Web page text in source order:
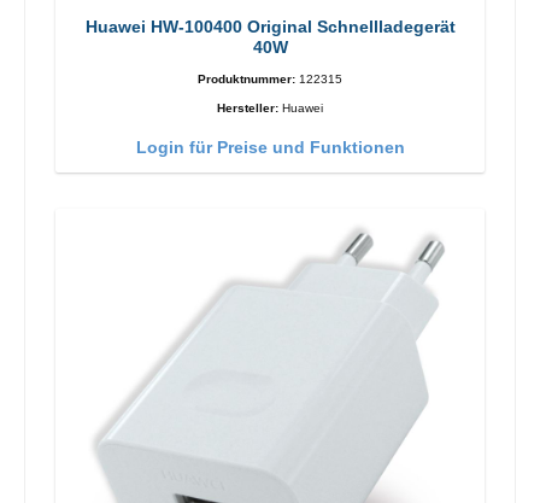
Huawei HW-100400 Original Schnellladegerät
40W
Produktnummer: 122315
Hersteller: Huawei
Login für Preise und Funktionen